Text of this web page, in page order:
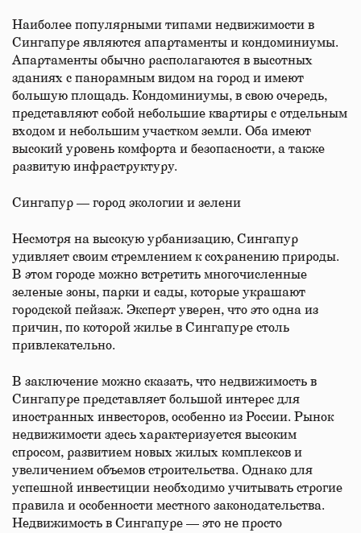
Наиболее популярными типами недвижимости в
Сингапуре являются апартаменты и кондоминиумы.
Апартаменты обычно располагаются в высотных
зданиях с панорамным видом на город и имеют
большую площадь. Кондоминиумы, в свою очередь,
представляют собой небольшие квартиры с отдельным
входом и небольшим участком земли. Оба имеют
высокий уровень комфорта и безопасности, а также
развитую инфраструктуру.
Сингапур — город экологии и зелени
Несмотря на высокую урбанизацию, Сингапур
удивляет своим стремлением к сохранению природы.
В этом городе можно встретить многочисленные
зеленые зоны, парки и сады, которые украшают
городской пейзаж. Эксперт уверен, что это одна из
причин, по которой жилье в Сингапуре столь
привлекательно.
В заключение можно сказать, что недвижимость в
Сингапуре представляет большой интерес для
иностранных инвесторов, особенно из России. Рынок
недвижимости здесь характеризуется высоким
спросом, развитием новых жилых комплексов и
увеличением объемов строительства. Однако для
успешной инвестиции необходимо учитывать строгие
правила и особенности местного законодательства.
Недвижимость в Сингапуре — это не просто